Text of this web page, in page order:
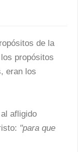
de la
propósitos
eran los
afligido
"para que